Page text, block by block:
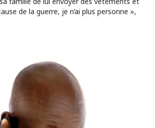
de la guerre, je n’ai plus personne »,